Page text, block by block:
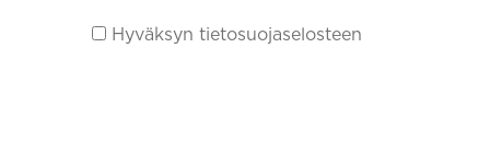
Hyväksyn tietosuojaselosteen